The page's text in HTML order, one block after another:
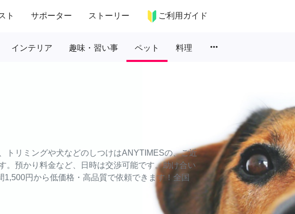
ト サポーター ストーリー ご利用ガイド
インテリア 趣味・習い事 ペット 料理 more_horiz
トリミングや犬などのしつけはANYTIMESの、ご近
。預かり料金など、日時は交渉可能です。助け合い
円から低価格・高品質で依頼できます！全国